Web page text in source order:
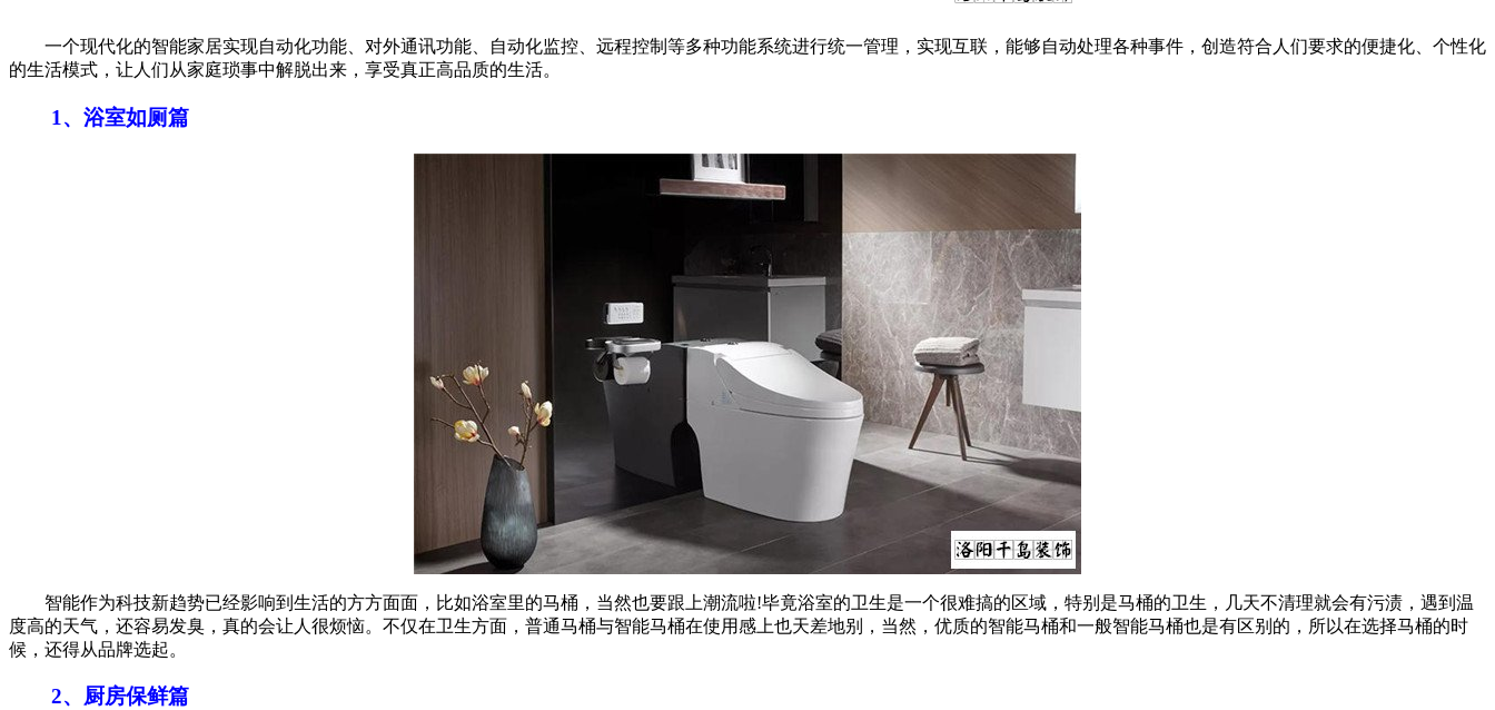
一个现代化的智能家居实现自动化功能、对外通讯功能、自动化监控、远程控制等多种功能系统进行统一管理，实现互联，能够自动处理各种事件，创造符合人们要求的便捷化、个性化
的生活模式，让人们从家庭琐事中解脱出来，享受真正高品质的生活。
1、浴室如厕篇
智能作为科技新趋势已经影响到生活的方方面面，比如浴室里的马桶，当然也要跟上潮流啦!毕竟浴室的卫生是一个很难搞的区域，特别是马桶的卫生，几天不清理就会有污渍，遇到温
度高的天气，还容易发臭，真的会让人很烦恼。不仅在卫生方面，普通马桶与智能马桶在使用感上也天差地别，当然，优质的智能马桶和一般智能马桶也是有区别的，所以在选择马桶的时
候，还得从品牌选起。
2、厨房保鲜篇